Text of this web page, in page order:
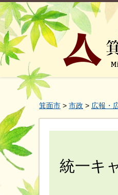
箕面市 > 市政 > 広報・
統一キ